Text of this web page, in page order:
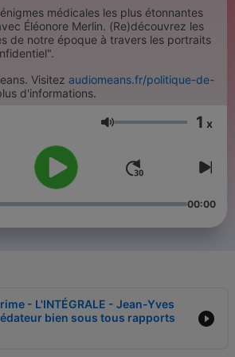
médicales les plus étonnantes
Éléonore Merlin. (Re)découvrez les
de notre époque à travers les portraits
Visitez audiomeans.fr/politique-de-
d'informations.
Jačina zvuka 1 x
00:00
- L'INTÉGRALE - Jean-Yves
bien sous tous rapports